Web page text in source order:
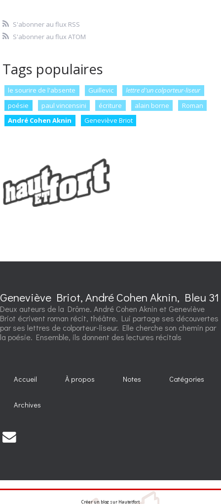
S'abonner au flux RSS
S'abonner au flux ATOM
Tags populaires
le sourire de l'absente Guillevic
lettre d'un colporteur-liseur
poésie
paul vincensini écriture alain borne
Roman
André Cohen Aknin
Geneviève Briot
Geneviève Briot, André Cohen Aknin, Bleu 31
Deux auteurs de la Drôme. André Cohen Aknin et Geneviève
Briot écrivent roman récit, théâtre. Lui partage ses découvertes
par ses lettres de colporteur-liseur. Elle cherche son chemin par
la poésie. Ensemble, ils donnent des lectures récitals
Accueil À propos Notes Catégories
Archives
Créer un blog sur Hautetfort